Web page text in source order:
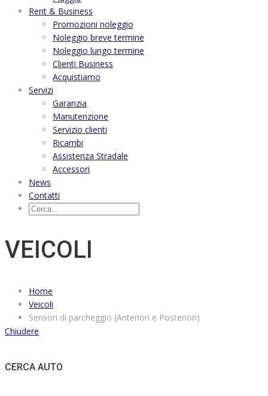
Rent & Business
Promozioni noleggio
Noleggio breve termine
Noleggio lungo termine
Clienti Business
Acquistiamo
Servizi
Garanzia
Manutenzione
Servizio clienti
Ricambi
Assistenza Stradale
Accessori
News
Contatti
VEICOLI
Home
Veicoli
Sensori di parcheggio (Anteriori e Posteriori)
Chiudere
CERCA AUTO